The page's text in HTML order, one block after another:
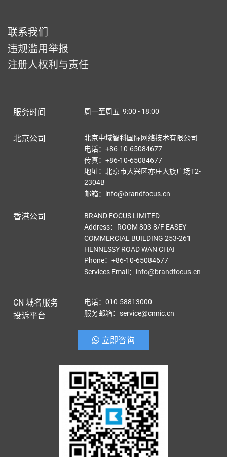
联系我们
违规滥用举报
注册人权利与责任
服务时间 周一至周五 9:00 - 18:00
北京公司
北京中域智科国际网络技术有限公司
电话：+86-10-65084677
传真：+86-10-65084677
地址：北京市大兴区亦庄大族广场T2-
2304B
邮箱：info@brandfocus.cn
香港公司
BRAND FOCUS LIMITED
Address：ROOM 803 8/F EASEY
COMMERCIAL BUILDING 253-261
HENNESSY ROAD WAN CHAI
Phone：+86-10-65084677
Services Email ： info@brandfocus.cn
CN 域名服务
投诉平台
电话：010-58813000
服务邮箱：service@cnnic.cn
立即咨询